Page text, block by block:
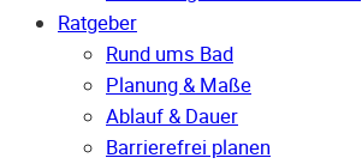
Ratgeber
Rund ums Bad
Planung & Maße
Ablauf & Dauer
Barrierefrei planen